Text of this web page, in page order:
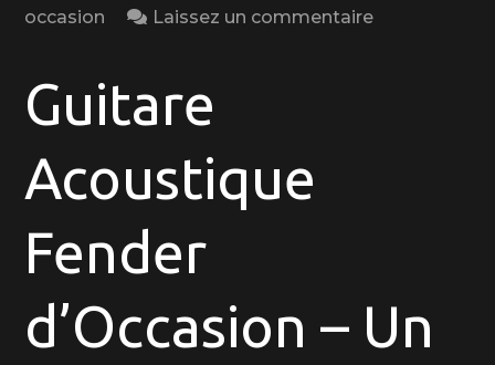
occasion
Laissez un commentaireon
d’Occasion
Guitare
Acoustique
Fender
d’Occasion – Un